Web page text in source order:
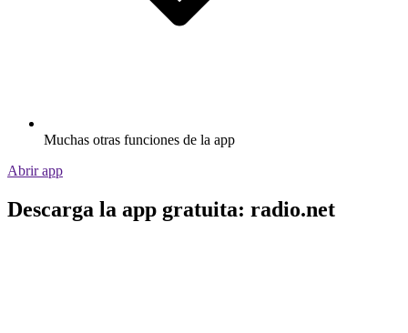
Muchas otras funciones de la app
Abrir app
Descarga la app gratuita: radio.net